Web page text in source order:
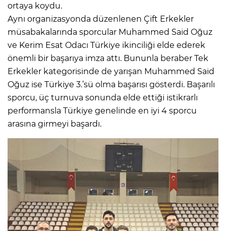
ortaya koydu.
Aynı organizasyonda düzenlenen Çift Erkekler
müsabakalarında sporcular Muhammed Said Oğuz
ve Kerim Esat Odacı Türkiye ikinciliği elde ederek
önemli bir başarıya imza attı. Bununla beraber Tek
Erkekler kategorisinde de yarışan Muhammed Said
Oğuz ise Türkiye 3.’sü olma başarısı gösterdi. Başarılı
sporcu, üç turnuva sonunda elde ettiği istikrarlı
performansla Türkiye genelinde en iyi 4 sporcu
arasına girmeyi başardı.